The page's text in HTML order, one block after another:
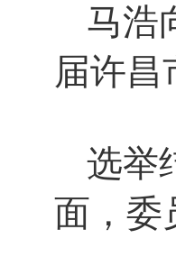
马浩
届许昌
选举
面，委